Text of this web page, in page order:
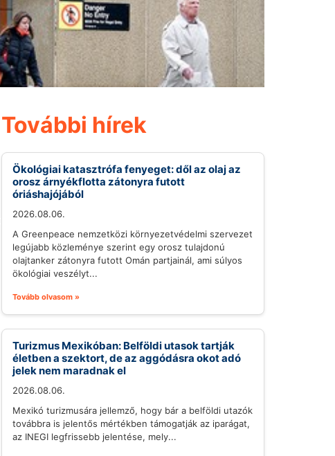
További hírek
Ökológiai katasztrófa fenyeget: dől az olaj az
orosz árnyékflotta zátonyra futott
óriáshajójából
2026.08.06.
A Greenpeace nemzetközi környezetvédelmi szervezet
legújabb közleménye szerint egy orosz tulajdonú
olajtanker zátonyra futott Omán partjainál, ami súlyos
ökológiai veszélyt...
Tovább olvasom »
Turizmus Mexikóban: Belföldi utasok tartják
életben a szektort, de az aggódásra okot adó
jelek nem maradnak el
2026.08.06.
Mexikó turizmusára jellemző, hogy bár a belföldi utazók
továbbra is jelentős mértékben támogatják az iparágat,
az INEGI legfrissebb jelentése, mely...